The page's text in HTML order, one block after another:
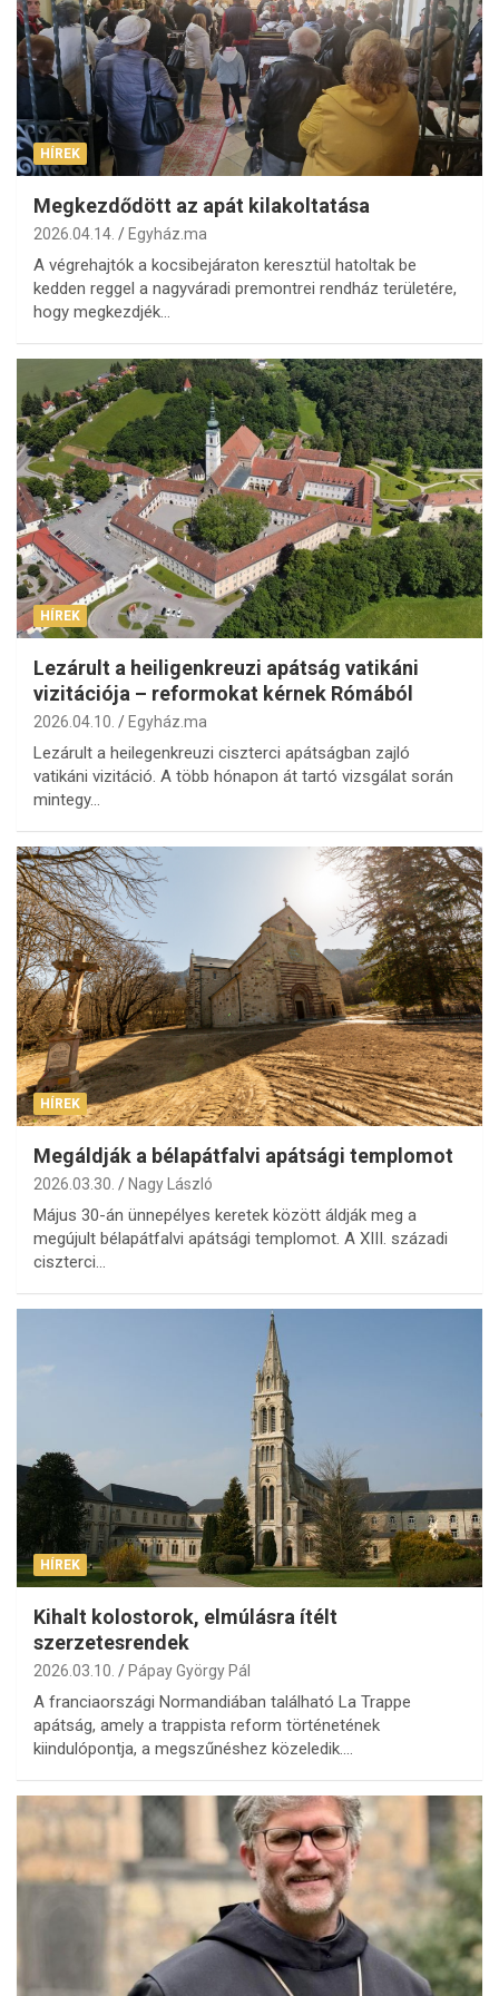
HÍREK
Megkezdődött az apát kilakoltatása
2026.04.14. Egyház.ma
A végrehajtók a kocsibejáraton keresztül hatoltak be
kedden reggel a nagyváradi premontrei rendház területére,
hogy megkezdjék…
HÍREK
Lezárult a heiligenkreuzi apátság vatikáni
vizitációja – reformokat kérnek Rómából
2026.04.10. Egyház.ma
Lezárult a heilegenkreuzi ciszterci apátságban zajló
vatikáni vizitáció. A több hónapon át tartó vizsgálat során
mintegy…
HÍREK
Megáldják a bélapátfalvi apátsági templomot
2026.03.30. Nagy László
Május 30-án ünnepélyes keretek között áldják meg a
megújult bélapátfalvi apátsági templomot. A XIII. századi
ciszterci…
HÍREK
Kihalt kolostorok, elmúlásra ítélt
szerzetesrendek
2026.03.10. Pápay György Pál
A franciaországi Normandiában található La Trappe
apátság, amely a trappista reform történetének
kiindulópontja, a megszűnéshez közeledik.…